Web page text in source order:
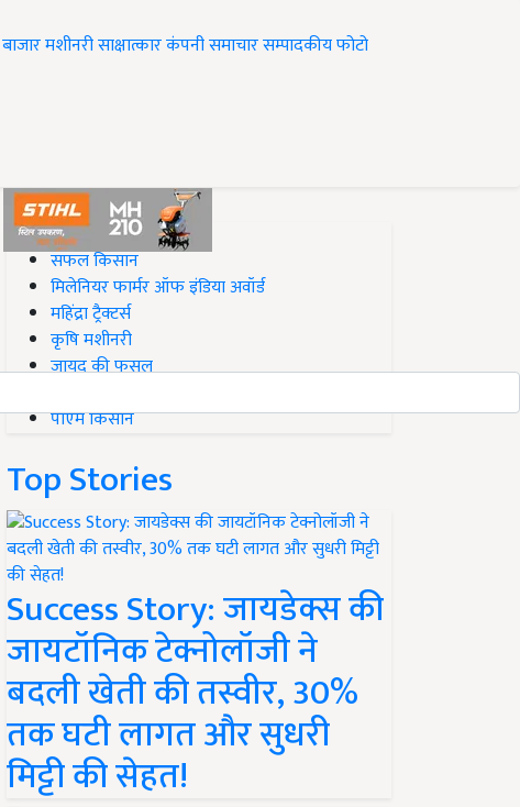
बाजारमशीनरीसाक्षात्कारकंपनी समाचारसम्पादकीयफोटो
#Top on Krishi Jagran
सफल किसान
मिलेनियर फार्मर ऑफ इंडिया अवॉर्ड
महिंद्रा ट्रैक्टर्स
कृषि मशीनरी
जायद की फसल
पीएम किसान
Top Stories
Success Story: जायडेक्स की
जायटॉनिक टेक्नोलॉजी ने
बदली खेती की तस्वीर, 30%
तक घटी लागत और सुधरी
मिट्टी की सेहत!